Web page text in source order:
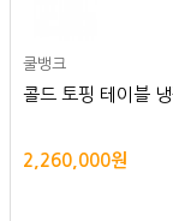
쿨뱅크
콜드 토핑 테이블
2,260,000원